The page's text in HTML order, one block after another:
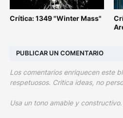
Crítica: 1349 "Winter Mass"
PUBLICAR UN COMENTARIO
Los comentarios enriquecen este
respetuosos. Critica ideas, no
Usa un tono amable y constructivo.